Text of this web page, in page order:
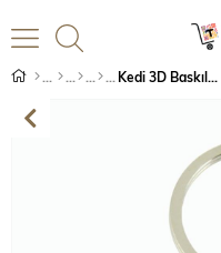
Kedi 3D Baskılı Anahtarlık